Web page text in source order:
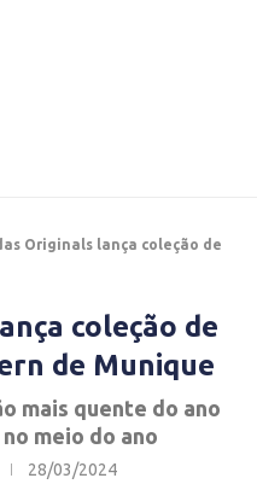
Originals lança coleção de
coleção de
de Munique
mais quente do ano
meio do ano
28/03/2024